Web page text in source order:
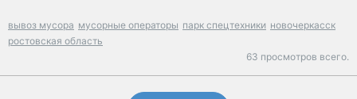
вывоз мусора мусорные операторы парк спецтехники новочеркасск
ростовская область
63 просмотров всего.